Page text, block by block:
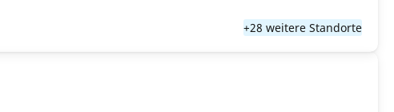
+28 weitere Standorte